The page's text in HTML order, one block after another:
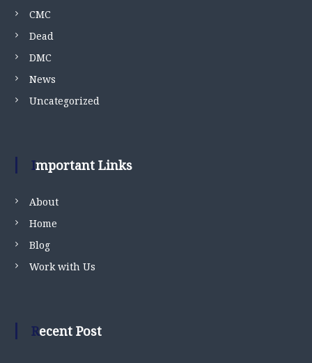
CMC
Dead
DMC
News
Uncategorized
Important Links
About
Home
Blog
Work with Us
Recent Post